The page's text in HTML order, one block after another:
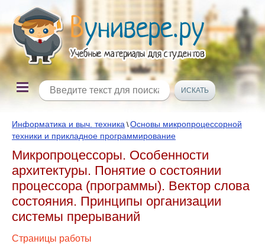
Информатика и выч. техника \Основы микропроцессорной
техники и прикладное программирование
Микропроцессоры. Особенности
архитектуры. Понятие о состоянии
процессора (программы). Вектор слова
состояния. Принципы организации
системы прерываний
Страницы работы